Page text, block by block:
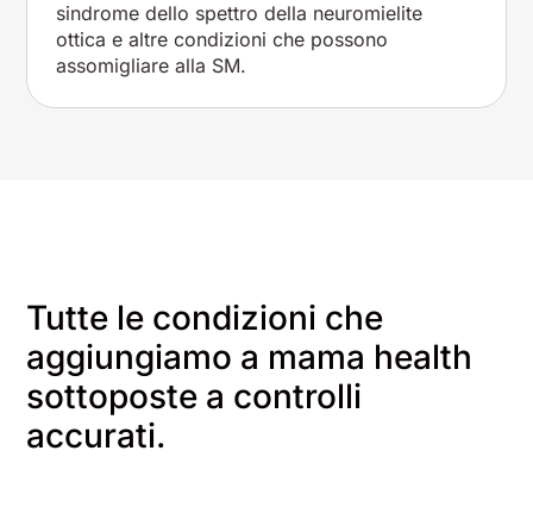
sindrome dello spettro della neuromielite
ottica e altre condizioni che possono
assomigliare alla SM.
Tutte le condizioni che
aggiungiamo a mama health
sottoposte a controlli
accurati.